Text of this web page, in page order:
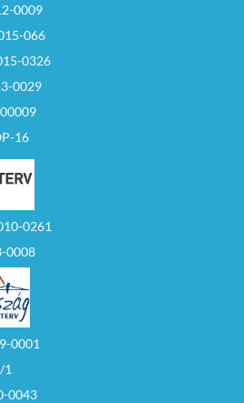
0009
066
0326
0029
16
0261
0008
0001
1
0043